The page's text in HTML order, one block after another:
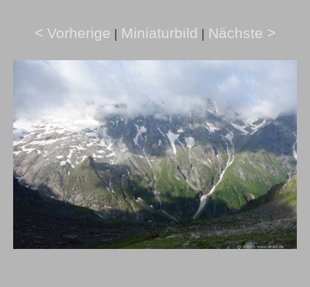
< Vorherige | Miniaturbild | Nächste >